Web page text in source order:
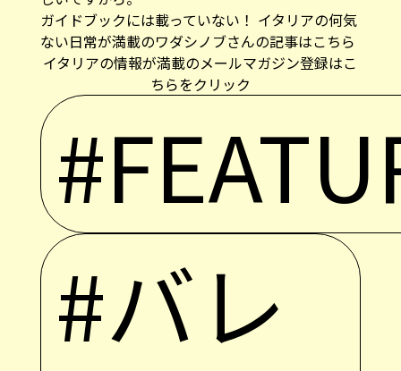
ガイドブックには載っていない！ イタリアの何気
ない日常が満載のワダシノブさんの記事はこちら
イタリアの情報が満載のメールマガジン登録はこ
ちらをクリック
#バレ